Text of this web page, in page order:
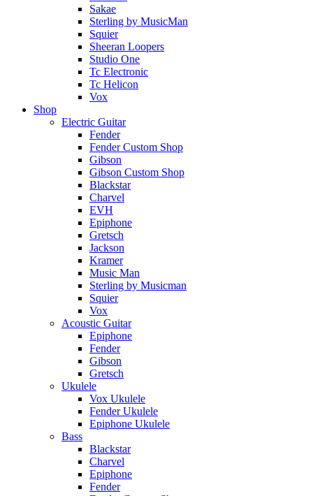
Sakae
Sterling by MusicMan
Squier
Sheeran Loopers
Studio One
Tc Electronic
Tc Helicon
Vox
Shop
Electric Guitar
Fender
Fender Custom Shop
Gibson
Gibson Custom Shop
Blackstar
Charvel
EVH
Epiphone
Gretsch
Jackson
Kramer
Music Man
Sterling by Musicman
Squier
Vox
Acoustic Guitar
Epiphone
Fender
Gibson
Gretsch
Ukulele
Vox Ukulele
Fender Ukulele
Epiphone Ukulele
Bass
Blackstar
Charvel
Epiphone
Fender